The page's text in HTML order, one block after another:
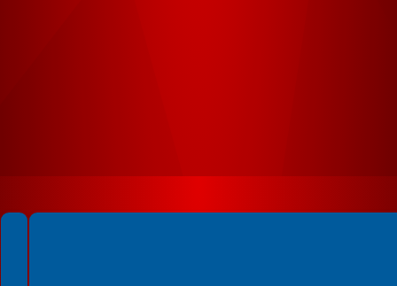
Spełniamy standardy WCAG 2.2
Spełniamy standardy W3C